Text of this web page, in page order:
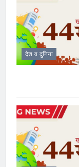
देश व दुनिया